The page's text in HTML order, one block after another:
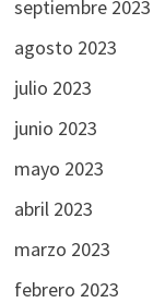
septiembre 2023
agosto 2023
julio 2023
junio 2023
mayo 2023
abril 2023
marzo 2023
febrero 2023